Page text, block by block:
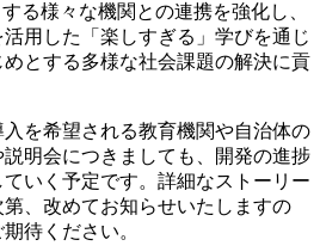
る様々な機関との連携を強化し、
用した「楽しすぎる」学びを通じ
とする多様な社会課題の解決に貢
を希望される教育機関や自治体の
明会につきましても、開発の進捗
いく予定です。詳細なストーリー
、改めてお知らせいたしますの
待ください。